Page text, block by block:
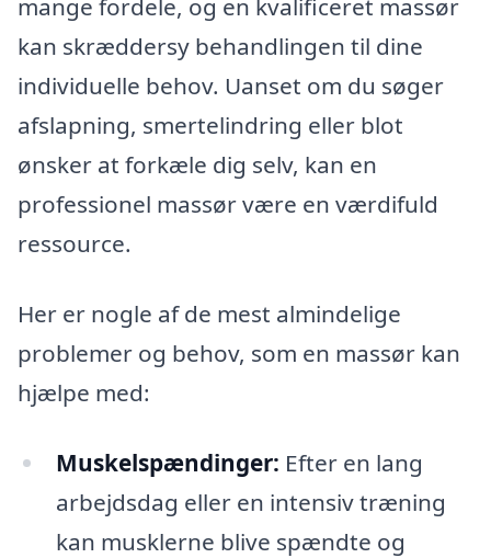
mange fordele, og en kvalificeret massør
kan skræddersy behandlingen til dine
individuelle behov. Uanset om du søger
afslapning, smertelindring eller blot
ønsker at forkæle dig selv, kan en
professionel massør være en værdifuld
ressource.
Her er nogle af de mest almindelige
problemer og behov, som en massør kan
hjælpe med:
Muskelspændinger: Efter en lang
arbejdsdag eller en intensiv træning
kan musklerne blive spændte og